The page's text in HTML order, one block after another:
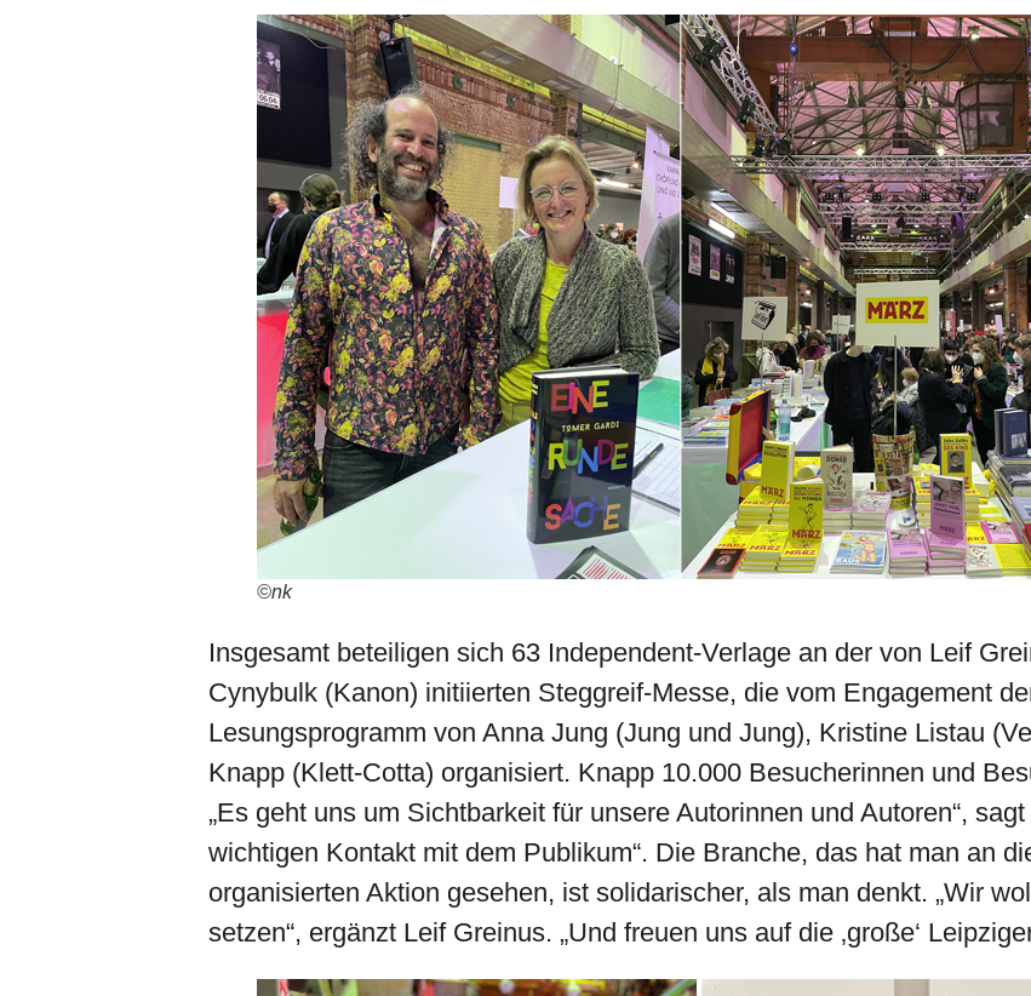
©nk
Insgesamt beteiligen sich 63 Independent-Verlage an der von Leif
Cynybulk (Kanon) initiierten Steggreif-Messe, die vom Engagement
Lesungsprogramm von Anna Jung (Jung und Jung), Kristine Listau
Knapp (Klett-Cotta) organisiert. Knapp 10.000 Besucherinnen und
„Es geht uns um Sichtbarkeit für unsere Autorinnen und Autoren“,
wichtigen Kontakt mit dem Publikum“. Die Branche, das hat man an
organisierten Aktion gesehen, ist solidarischer, als man denkt. „Wir
setzen“, ergänzt Leif Greinus. „Und freuen uns auf die ‚große‘